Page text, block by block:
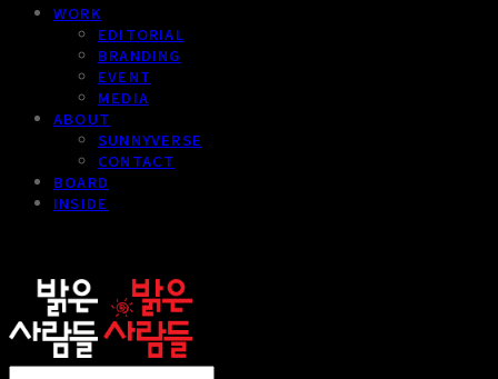
WORK
EDITORIAL
BRANDING
EVENT
MEDIA
ABOUT
SUNNYVERSE
CONTACT
BOARD
INSIDE